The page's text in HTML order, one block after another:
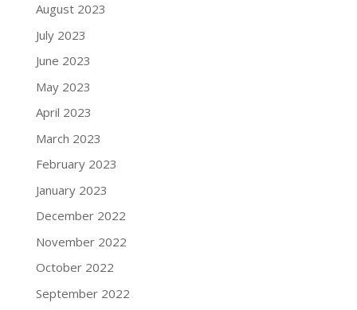
August 2023
July 2023
June 2023
May 2023
April 2023
March 2023
February 2023
January 2023
December 2022
November 2022
October 2022
September 2022